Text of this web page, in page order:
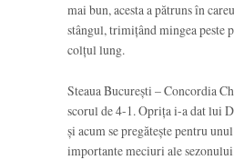
mai bun, acesta a pătruns în
stângul, trimițând mingea peste
colțul lung.
Steaua București – Concordia
scorul de 4-1. Oprița i-a dat lui
și acum se pregătește pentru
importante meciuri ale